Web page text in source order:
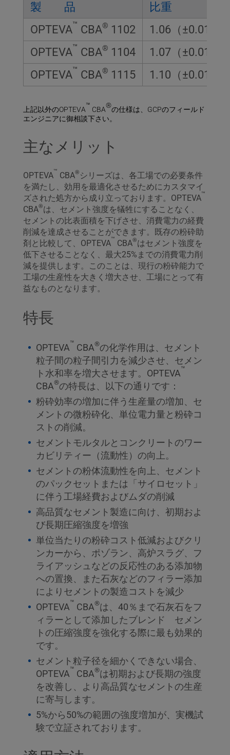
製 品
比重
OPTEVA™ CBA® 1102
1.06（±0.01）
OPTEVA™ CBA® 1104
1.07（±0.01）
OPTEVA™ CBA® 1115 1.10（±0.01）
上記以外のOPTEVA™ CBA®の仕様は、GCPのフィールド
エンジニアに御相談下さい。
主なメリット
OPTEVA™ CBA® シリーズは、各工場での必要条件
を満たし、効用を最適化させるためにカスタマイ
ズされた処方から成り立っております。OPTEVA™
CBA®は、セメント強度を犠牲にすることなく、
セメントの比表面積を下げさせ、消費電力の経費
削減を達成させることができます。既存の粉砕助
剤と比較して、OPTEVA™ CBA®はセメント強度を
低下させることなく、最大25%までの消費電力削
減を提供します。このことは、現行の粉砕能力で
工場の生産性を大きく増大させ、工場にとって有
益なものとなります。
特長
OPTEVA™ CBA®の化学作用は、セメント
粒子間の粒子間引力を減少させ、セメン
ト水和率を増大させます。OPTEVA™
CBA®の特長は、以下の通りです：
粉砕効率の増加に伴う生産量の増加、セ
メントの微粉砕化、単位電力量と粉砕コ
ストの削減。
セメントモルタルとコンクリートのワー
カビリティー（流動性）の向上。
セメントの粉体流動性を向上、セメント
のパックセットまたは「サイロセット」
に伴う工場経費およびムダの削減
高品質なセメント製造に向け、初期およ
び長期圧縮強度を増強
単位当たりの粉砕コスト低減およびクリ
ンカーから、ポゾラン、高炉スラグ、フ
ライアッシュなどの反応性のある添加物
への置換、また石灰などのフィラー添加
によりセメントの製造コストを減少
OPTEVA™ CBA®は、40％まで石灰石をフ
ィラーとして添加したブレンド セメン
トの圧縮強度を強化する際に最も効果的
です。
セメント粒子径を細かくできない場合、
OPTEVA™ CBA®は初期および長期の強度
を改善し、より高品質なセメントの生産
に寄与します。
5%から50%の範囲の強度増加が、実機試
験で立証されております。